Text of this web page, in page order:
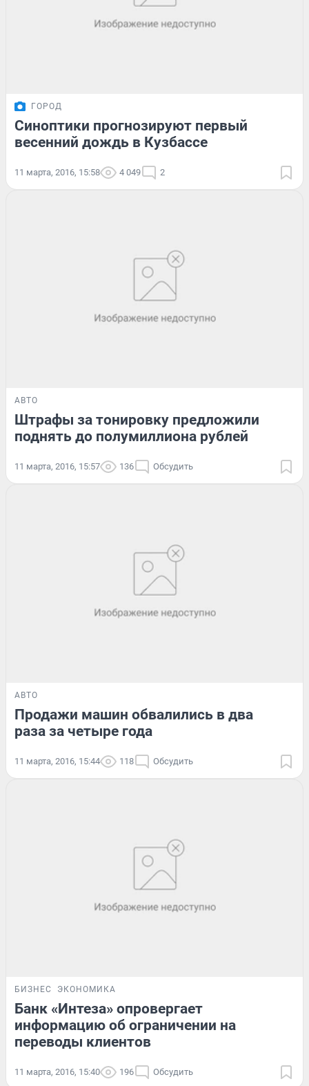
ГОРОД
Синоптики прогнозируют первый
весенний дождь в Кузбассе
11 марта, 2016, 15:58 4 049 2
АВТО
Штрафы за тонировку предложили
поднять до полумиллиона рублей
11 марта, 2016, 15:57 136 Обсудить
АВТО
Продажи машин обвалились в два
раза за четыре года
11 марта, 2016, 15:44 118 Обсудить
БИЗНЕС ЭКОНОМИКА
Банк «Интеза» опровергает
информацию об ограничении на
переводы клиентов
11 марта, 2016, 15:40 196 Обсудить